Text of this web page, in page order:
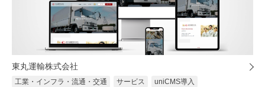
東丸運輸株式会社
工業・インフラ・流通・交通 サービス
uniCMS導入